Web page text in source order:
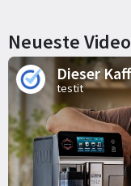
Neueste
testit